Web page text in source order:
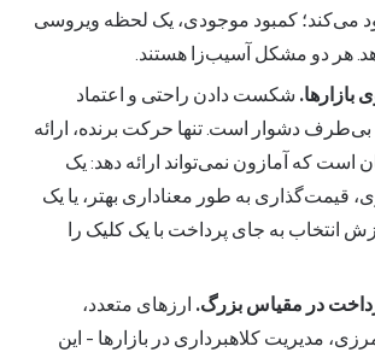
کمبود موجودی، یک لحظه ویروسی
دو مشکل آسیب‌زا هستند.
شکست دادن راحتی و اعتماد
دشوار است. تنها حرکت برنده، ارائه
که آمازون نمی‌تواند ارائه دهد: یک
به طور معناداری بهتر، یا یک
به جای پرداخت با یک کلیک را
در مقیاس بزرگ.ارزهای متعدد،
کلاهبرداری در بازارها - این